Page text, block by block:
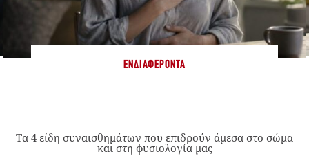
ΕΝΔΙΑΦΈΡΟΝΤΑ
Τα 4 είδη συναισθημάτων που επιδρούν άμεσα στο σώμα
και στη φυσιολογία μας